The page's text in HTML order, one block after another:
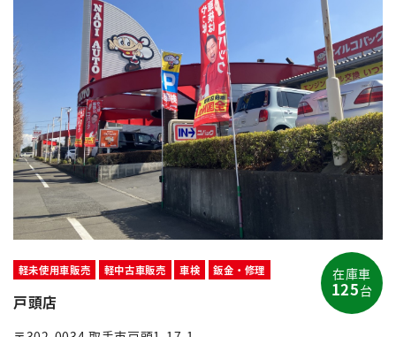
軽未使用車販売 軽中古車販売 車検 鈑金・修理
戸頭店
在庫車
125台